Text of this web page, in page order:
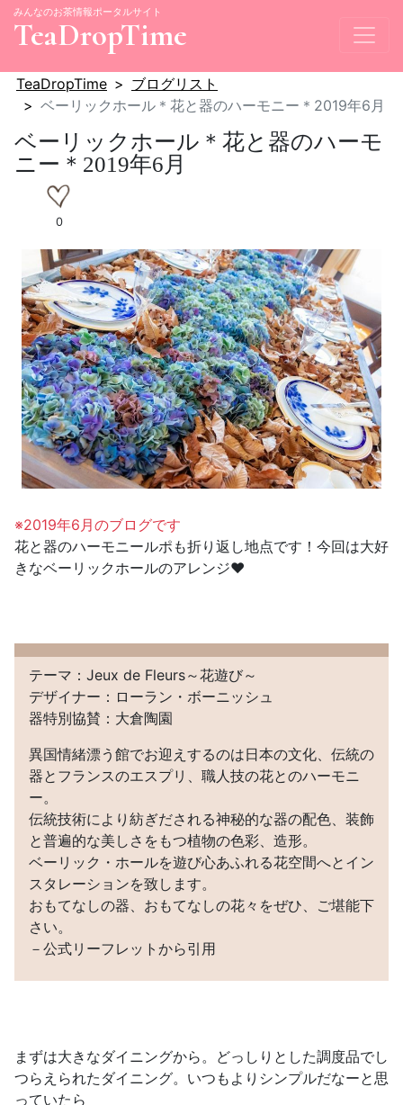
みんなのお茶情報ポータルサイト
TeaDropTime
TeaDropTime
ブログリスト
ベーリックホール＊花と器のハーモニー＊2019年6月
ベーリックホール＊花と器のハーモ
ニー＊2019年6月
0
※2019年6月のブログです
花と器のハーモニールポも折り返し地点です！今回は大好
きなベーリックホールのアレンジ❤
テーマ：Jeux de Fleurs～花遊び～
デザイナー：ローラン・ボーニッシュ
器特別協賛：大倉陶園
異国情緒漂う館でお迎えするのは日本の文化、伝統の
器とフランスのエスプリ、職人技の花とのハーモニ
ー。
伝統技術により紡ぎだされる神秘的な器の配色、装飾
と普遍的な美しさをもつ植物の色彩、造形。
ベーリック・ホールを遊び心あふれる花空間へとイン
スタレーションを致します。
おもてなしの器、おもてなしの花々をぜひ、ご堪能下
さい。
－公式リーフレットから引用
まずは大きなダイニングから。どっしりとした調度品でし
つらえられたダイニング。いつもよりシンプルだなーと思
っていたら